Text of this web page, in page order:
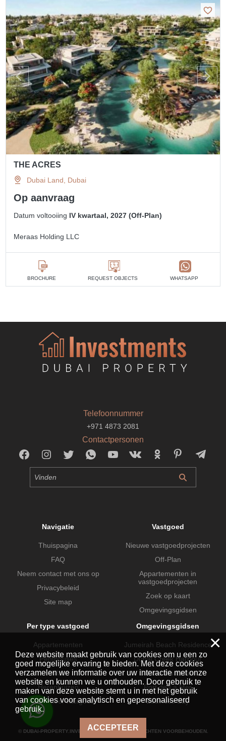
THE ACRES
Dubai Land, Dubai
Op aanvraag
Datum voltooiing IV kwartaal, 2027 (Off-Plan)
Meraas Holding LLC
BROCHURE REQUEST OBJECTS WHATSAPP
Telefoonnummer
+971 4873 2081
Contactpersonen
Navigatie
Thuispagina
FAQ
Neem contact met ons op
Privacybeleid
Site map
Vastgoed
Nieuwe vastgoedprojecten
Off-Plan
Appartementen in
vastgoedprojecten
Zoek op kaart
Omgevingsgidsen
Per type vastgoed
Appartementen
Penthouses
Villa's
Herenhuizen
Commercieel vastgoed
Omgevingsgidsen
Jumeirah Beach Residence
Dubai Creek Harbour
Dubai Hills Estate
Port de La Mer
Business Bay
© DUBAI-PROPERTY.INVESTMENTS 2026. ALLE RECHTEN VOORBEHOUDEN.
×
Deze website maakt gebruik van cookies om u een zo
goed mogelijke ervaring te bieden. Met deze cookies
verzamelen we informatie over uw interactie met onze
website en kunnen we u onthouden. Door gebruik te
maken van deze website stemt u in met het gebruik
van cookies voor analytisch en gepersonaliseerd
gebruik.
ACCEPTEER